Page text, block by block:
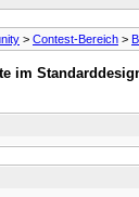
> Contest-Bereich >
im